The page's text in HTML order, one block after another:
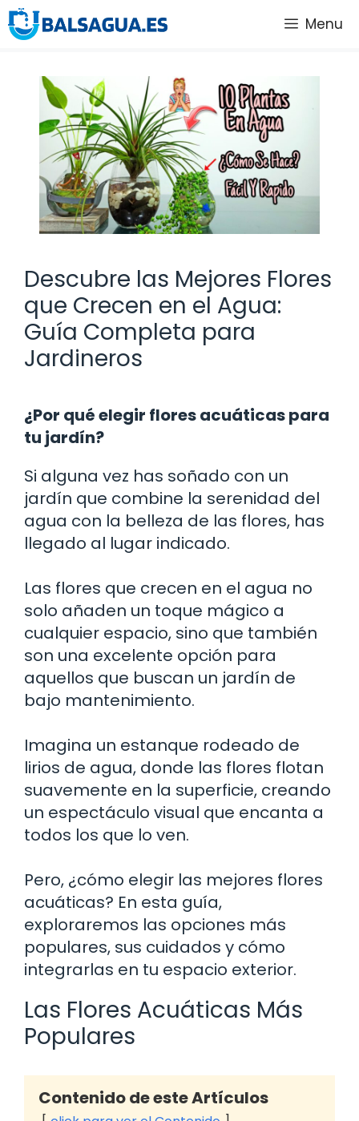
Saltar
al
Menu
Descubre las Mejores Flores
que Crecen en el Agua:
Guía Completa para
Jardineros
¿Por qué elegir flores acuáticas para
tu jardín?
Si alguna vez has soñado con un
jardín que combine la serenidad del
agua con la belleza de las flores, has
llegado al lugar indicado.
Las flores que crecen en el agua no
solo añaden un toque mágico a
cualquier espacio, sino que también
son una excelente opción para
aquellos que buscan un jardín de
bajo mantenimiento.
Imagina un estanque rodeado de
lirios de agua, donde las flores flotan
suavemente en la superficie, creando
un espectáculo visual que encanta a
todos los que lo ven.
Pero, ¿cómo elegir las mejores flores
acuáticas? En esta guía,
exploraremos las opciones más
populares, sus cuidados y cómo
integrarlas en tu espacio exterior.
Las Flores Acuáticas Más
Populares
Contenido de este Artículos